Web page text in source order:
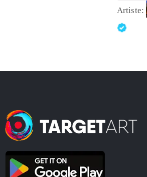
Artiste: